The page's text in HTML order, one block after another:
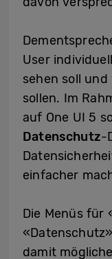
User
sehen soll
sollen. Im
auf One UI 5
Datenschutz-
einfacher
Die Menüs für
damit